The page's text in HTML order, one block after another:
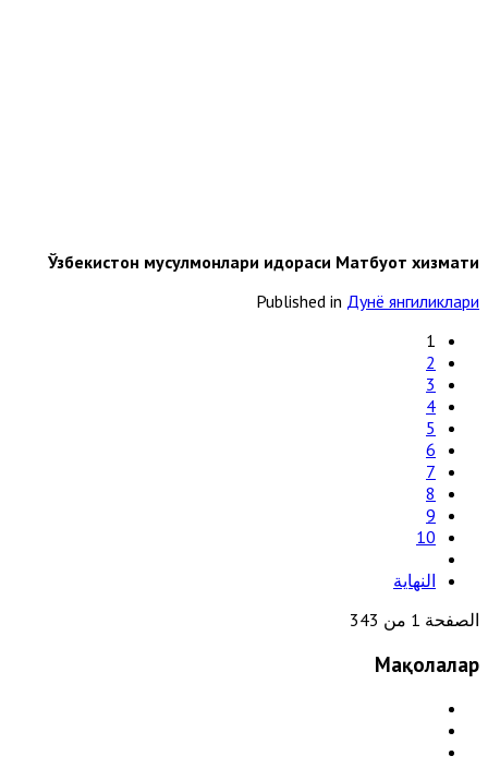
Ўзбекистон мусулмонлари идораси Матбуот хизмати
Published in Дунё янгиликлари
1
2
3
4
5
6
7
8
9
10
النهاية
الصفحة 1 من 343
Мақолалар